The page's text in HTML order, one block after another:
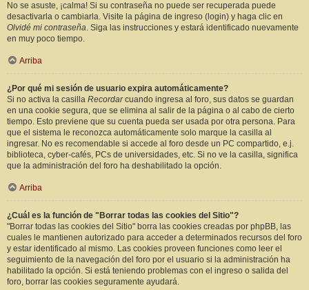
No se asuste, ¡calma! Si su contraseña no puede ser recuperada puede
desactivarla o cambiarla. Visite la página de ingreso (login) y haga clic en
Olvidé mi contraseña. Siga las instrucciones y estará identificado nuevamente
en muy poco tiempo.
Arriba
¿Por qué mi sesión de usuario expira automáticamente?
Si no activa la casilla Recordarcuando ingresa al foro, sus datos se guardan
en una cookie segura, que se elimina al salir de la página o al cabo de cierto
tiempo. Esto previene que su cuenta pueda ser usada por otra persona. Para
que el sistema le reconozca automáticamente solo marque la casilla al
ingresar. No es recomendable si accede al foro desde un PC compartido, e.j.
biblioteca, cyber-cafés, PCs de universidades, etc. Si no ve la casilla, significa
que la administración del foro ha deshabilitado la opción.
Arriba
¿Cuál es la función de "Borrar todas las cookies del Sitio"?
"Borrar todas las cookies del Sitio" borra las cookies creadas por phpBB, las
cuales le mantienen autorizado para acceder a determinados recursos del foro
y estar identificado al mismo. Las cookies proveen funciones como leer el
seguimiento de la navegación del foro por el usuario si la administración ha
habilitado la opción. Si está teniendo problemas con el ingreso o salida del
foro, borrar las cookies seguramente ayudará.